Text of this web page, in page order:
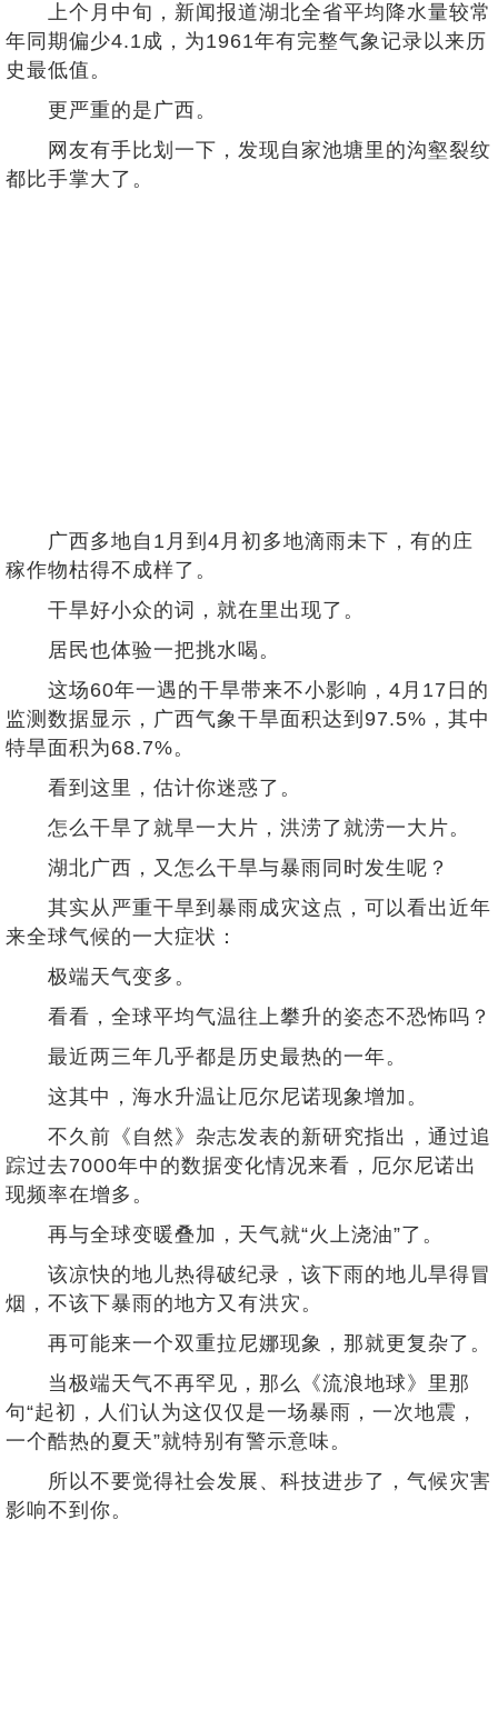
上个月中旬，新闻报道湖北全省平均降水量较常
年同期偏少4.1成，为1961年有完整气象记录以来历
史最低值。
更严重的是广西。
网友有手比划一下，发现自家池塘里的沟壑裂纹
都比手掌大了。
广西多地自1月到4月初多地滴雨未下，有的庄
稼作物枯得不成样了。
干旱好小众的词，就在里出现了。
居民也体验一把挑水喝。
这场60年一遇的干旱带来不小影响，4月17日的
监测数据显示，广西气象干旱面积达到97.5%，其中
特旱面积为68.7%。
看到这里，估计你迷惑了。
怎么干旱了就旱一大片，洪涝了就涝一大片。
湖北广西，又怎么干旱与暴雨同时发生呢？
其实从严重干旱到暴雨成灾这点，可以看出近年
来全球气候的一大症状：
极端天气变多。
看看，全球平均气温往上攀升的姿态不恐怖吗？
最近两三年几乎都是历史最热的一年。
这其中，海水升温让厄尔尼诺现象增加。
不久前《自然》杂志发表的新研究指出，通过追
踪过去7000年中的数据变化情况来看，厄尔尼诺出
现频率在增多。
再与全球变暖叠加，天气就“火上浇油”了。
该凉快的地儿热得破纪录，该下雨的地儿旱得冒
烟，不该下暴雨的地方又有洪灾。
再可能来一个双重拉尼娜现象，那就更复杂了。
当极端天气不再罕见，那么《流浪地球》里那
句“起初，人们认为这仅仅是一场暴雨，一次地震，
一个酷热的夏天”就特别有警示意味。
所以不要觉得社会发展、科技进步了，气候灾害
影响不到你。